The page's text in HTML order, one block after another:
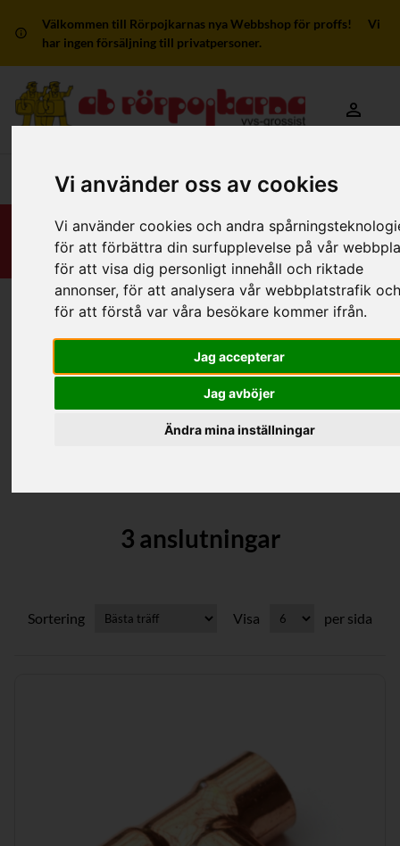
Vi använder oss av cookies
Vi använder cookies och andra
för att förbättra din surfupplevelse på vår
för att visa dig personligt innehåll och riktade
annonser, för att analysera vår webbplatstrafik
för att förstå var våra besökare kommer ifrån.
Jag accepterar
Jag avböjer
Ändra mina inställningar
Välkommen till Rörpojkarnas nya Webbshop för proffs! Vi
har ingen försäljning till privatpersoner.
Mitt
Huvudmeny
RSK-Kategorier / Rördelar & Kopplingar / Löd
/
Kapillärlödning
/ 3 anslutningar
3 anslutningar
Sortering Visa per sida